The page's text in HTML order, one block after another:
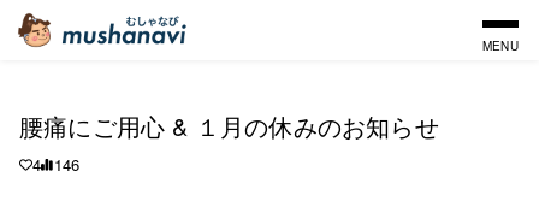
MENU
腰痛にご用心 & １月の休みのお知らせ
4 146